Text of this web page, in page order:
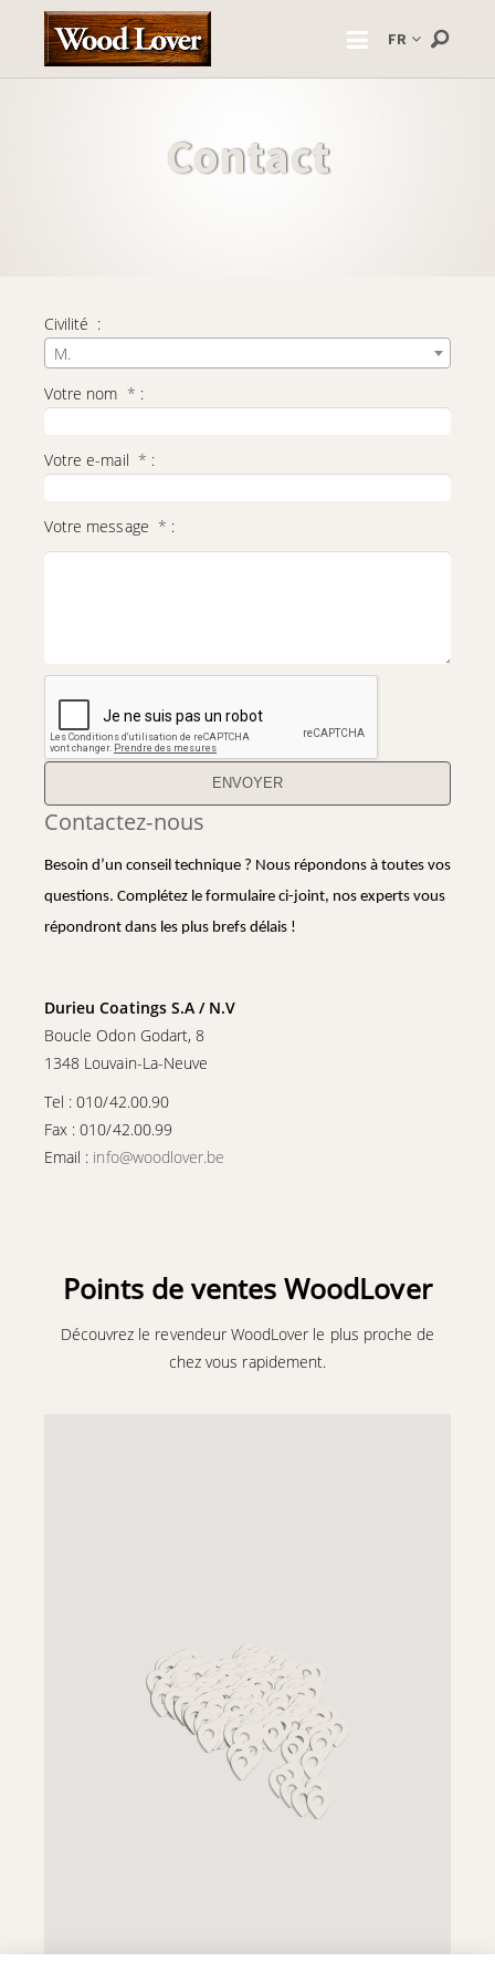
FR
Contact
Civilité :
M.
* :
* :
* :
Contactez-nous
Besoin d’un conseil technique ? Nous répondons à toutes vos
questions. Complétez le formulaire ci-joint, nos experts vous
répondront dans les plus brefs délais !
Durieu Coatings S.A / N.V
Boucle Odon Godart, 8
1348 Louvain-La-Neuve
Tel : 010/42.00.90
Fax : 010/42.00.99
Email : info@woodlover.be
Points de ventes WoodLover
Découvrez le revendeur WoodLover le plus proche de
chez vous rapidement.